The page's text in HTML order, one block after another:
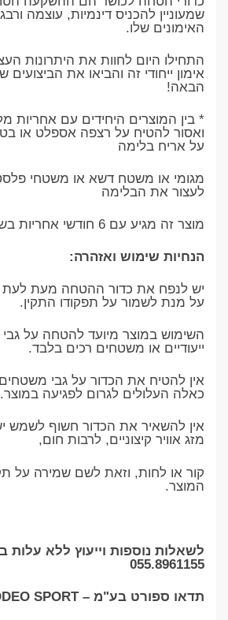
שמעוניין להכניס דינמיות, עוצמה
האימונים שלו.
התחילו היום לחוות את היתרונות
אימון ייחודי זה והביאו את
הבאה!
* בין המוצרים היחידים עם אחריות
ואסור להטיח על רצפה אספלט או
על אריח בלימה
מגומי או משטח דשא או משטחי
לעצור את הבלימה
מוצר זה מגיע עם 6 חודשי אחריות בשימוש סביר
הנחיות שימוש ואזהרה:
יש לנפח את כדור ההטחה מעת
על מנת לשמור על תפקודו התקין.
השימוש במוצר מיועד להטחה על
ייעודיים או משטחים רכים בלבד.
אין להטיח את הכדור על גבי
כאלה העלולים לגרום לפגיעה במוצר.
אין להשאיר את הכדור חשוף לשמש
מזג אוויר קיצוניים, לרבות חום,
קור או לחות, וזאת לשם שמירה על
המוצר.
לשאלות נוספות וייעוץ ללא עלות
055.8961155
תדאו ספורט בע"מ – TADDEO SPORT